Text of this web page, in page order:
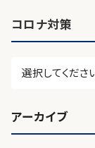
コロナ対策
アーカイブ